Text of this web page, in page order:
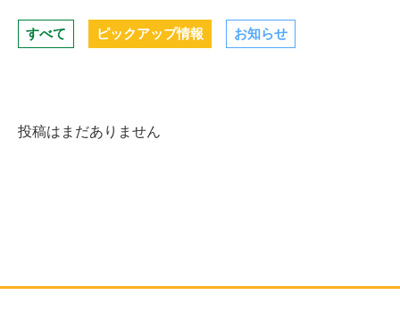
すべて ピックアップ情報 お知らせ
投稿はまだありません